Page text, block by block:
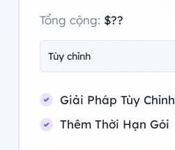
Tổng cộng: $??
Tùy chỉnh
Giải Pháp Tùy Chỉnh
Thêm Thời Hạn Gói